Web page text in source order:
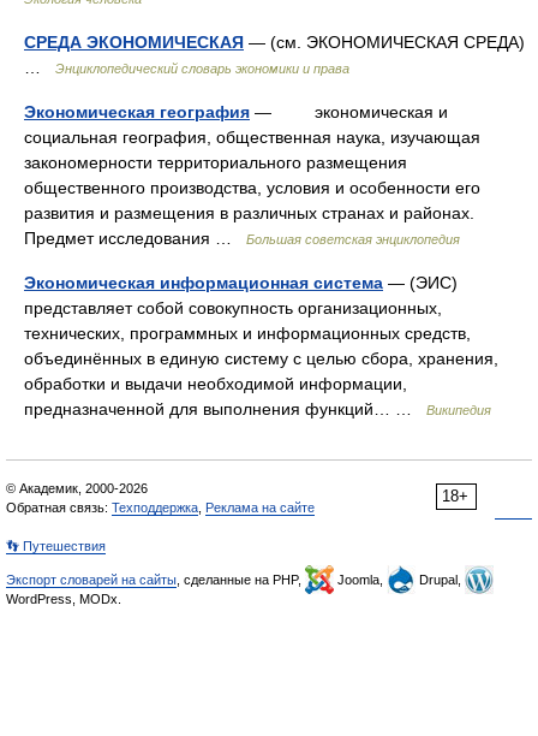
СРЕДА ЭКОНОМИЧЕСКАЯ — (см. ЭКОНОМИЧЕСКАЯ СРЕДА)
Энциклопедический словарь экономики и права
Экономическая география — экономическая и
социальная география, общественная наука, изучающая
закономерности территориального размещения
общественного производства, условия и особенности его
развития и размещения в различных странах и районах.
Предмет исследования …
Большая советская энциклопедия
Экономическая информационная система — (ЭИС)
представляет собой совокупность организационных,
технических, программных и информационных средств,
объединённых в единую систему с целью сбора, хранения,
обработки и выдачи необходимой информации,
предназначенной для выполнения функций… …
Википедия
18+
© Академик, 2000-2026
Обратная связь: Техподдержка Реклама на сайте
👣 Путешествия
Экспорт словарей на сайты , сделанные на PHP, Joomla,
Drupal,
WordPress, MODx.